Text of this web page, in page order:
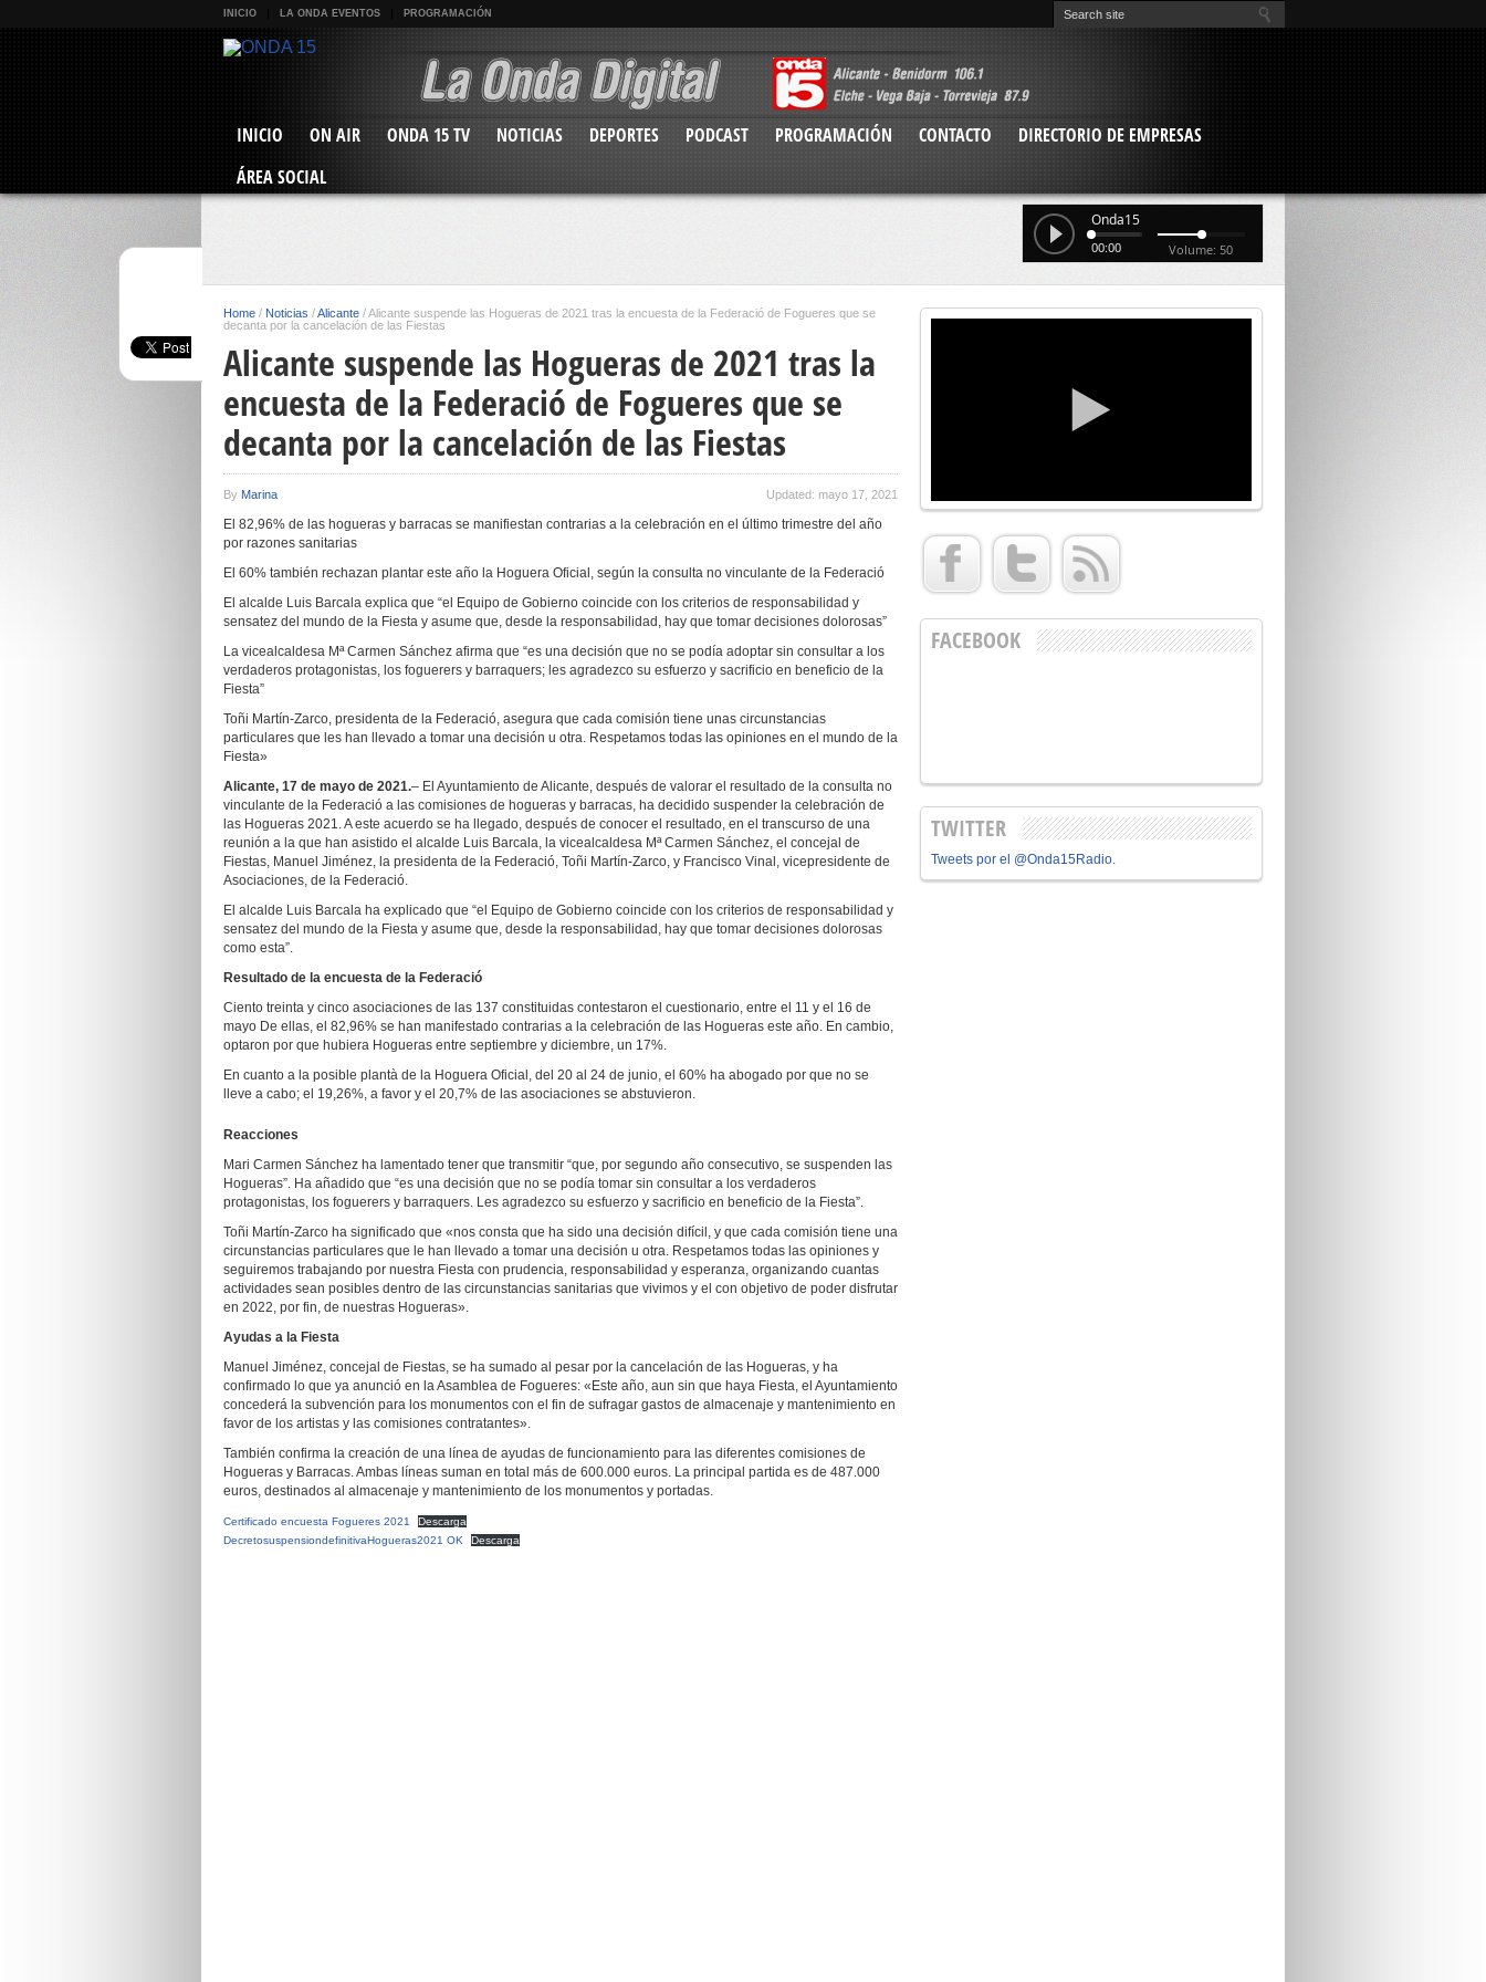
INICIO LA ONDA EVENTOS PROGRAMACIÓN
INICIO ON AIR ONDA 15 TV NOTICIAS DEPORTES PODCAST PROGRAMACIÓN CONTACTO
DIRECTORIO DE EMPRESAS
ÁREA SOCIAL
Onda15
00:00 Volume: 50
Home / Noticias /Alicante /Alicante suspende las Hogueras de 2021 tras la encuesta de la Federació de Fogueres que se
decanta por la cancelación de las Fiestas
Alicante suspende las Hogueras de 2021 tras la
encuesta de la Federació de Fogueres que se
decanta por la cancelación de las Fiestas
By Marina Updated: mayo 17, 2021
El 82,96% de las hogueras y barracas se manifiestan contrarias a la celebración en el último trimestre del año
por razones sanitarias
El 60% también rechazan plantar este año la Hoguera Oficial, según la consulta no vinculante de la Federació
El alcalde Luis Barcala explica que “el Equipo de Gobierno coincide con los criterios de responsabilidad y
sensatez del mundo de la Fiesta y asume que, desde la responsabilidad, hay que tomar decisiones dolorosas”
La vicealcaldesa Mª Carmen Sánchez afirma que “es una decisión que no se podía adoptar sin consultar a los
verdaderos protagonistas, los foguerers y barraquers; les agradezco su esfuerzo y sacrificio en beneficio de la
Fiesta”
Toñi Martín-Zarco, presidenta de la Federació, asegura que cada comisión tiene unas circunstancias
particulares que les han llevado a tomar una decisión u otra. Respetamos todas las opiniones en el mundo de la
Fiesta»
Alicante, 17 de mayo de 2021.– El Ayuntamiento de Alicante, después de valorar el resultado de la consulta no
vinculante de la Federació a las comisiones de hogueras y barracas, ha decidido suspender la celebración de
las Hogueras 2021. A este acuerdo se ha llegado, después de conocer el resultado, en el transcurso de una
reunión a la que han asistido el alcalde Luis Barcala, la vicealcaldesa Mª Carmen Sánchez, el concejal de
Fiestas, Manuel Jiménez, la presidenta de la Federació, Toñi Martín-Zarco, y Francisco Vinal, vicepresidente de
Asociaciones, de la Federació.
El alcalde Luis Barcala ha explicado que “el Equipo de Gobierno coincide con los criterios de responsabilidad y
sensatez del mundo de la Fiesta y asume que, desde la responsabilidad, hay que tomar decisiones dolorosas
como esta”.
Resultado de la encuesta de la Federació
Ciento treinta y cinco asociaciones de las 137 constituidas contestaron el cuestionario, entre el 11 y el 16 de
mayo De ellas, el 82,96% se han manifestado contrarias a la celebración de las Hogueras este año. En cambio,
optaron por que hubiera Hogueras entre septiembre y diciembre, un 17%.
En cuanto a la posible plantà de la Hoguera Oficial, del 20 al 24 de junio, el 60% ha abogado por que no se
lleve a cabo; el 19,26%, a favor y el 20,7% de las asociaciones se abstuvieron.
Reacciones
Mari Carmen Sánchez ha lamentado tener que transmitir “que, por segundo año consecutivo, se suspenden las
Hogueras”. Ha añadido que “es una decisión que no se podía tomar sin consultar a los verdaderos
protagonistas, los foguerers y barraquers. Les agradezco su esfuerzo y sacrificio en beneficio de la Fiesta”.
Toñi Martín-Zarco ha significado que «nos consta que ha sido una decisión difícil, y que cada comisión tiene una
circunstancias particulares que le han llevado a tomar una decisión u otra. Respetamos todas las opiniones y
seguiremos trabajando por nuestra Fiesta con prudencia, responsabilidad y esperanza, organizando cuantas
actividades sean posibles dentro de las circunstancias sanitarias que vivimos y el con objetivo de poder disfrutar
en 2022, por fin, de nuestras Hogueras».
Ayudas a la Fiesta
Manuel Jiménez, concejal de Fiestas, se ha sumado al pesar por la cancelación de las Hogueras, y ha
confirmado lo que ya anunció en la Asamblea de Fogueres: «Este año, aun sin que haya Fiesta, el Ayuntamiento
concederá la subvención para los monumentos con el fin de sufragar gastos de almacenaje y mantenimiento en
favor de los artistas y las comisiones contratantes».
También confirma la creación de una línea de ayudas de funcionamiento para las diferentes comisiones de
Hogueras y Barracas. Ambas líneas suman en total más de 600.000 euros. La principal partida es de 487.000
euros, destinados al almacenaje y mantenimiento de los monumentos y portadas.
Certificado encuesta Fogueres 2021
Descarga
DecretosuspensiondefinitivaHogueras2021 OK
Descarga
FACEBOOK
TWITTER
Tweets por el @Onda15Radio.